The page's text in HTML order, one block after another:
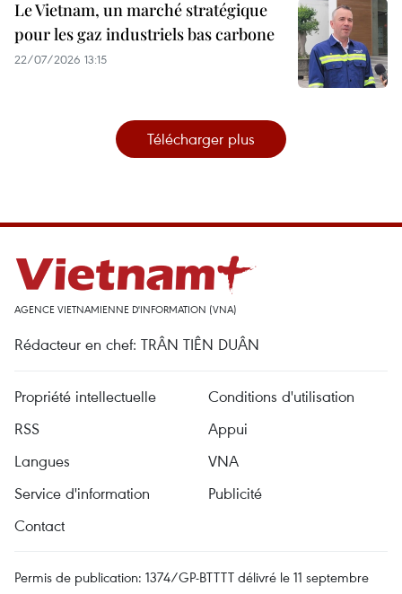
Le Vietnam, un marché stratégique
pour les gaz industriels bas carbone
22/07/2026 13:15
Télécharger plus
AGENCE VIETNAMIENNE D'INFORMATION (VNA)
Rédacteur en chef: TRÂN TIÊN DUÂN
Propriété intellectuelle
Conditions d'utilisation
RSS
Appui
Langues
VNA
Service d'information
Publicité
Contact
Permis de publication: 1374/GP-BTTTT délivré le 11 septembre